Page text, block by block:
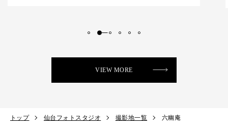
VIEW MORE
トップ 仙台フォトスタジオ 撮影地一覧 六幽庵